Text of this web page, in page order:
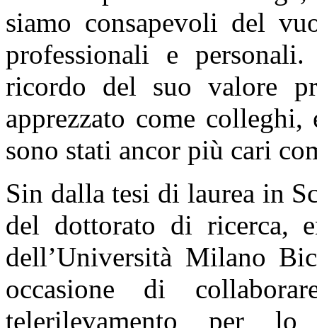
siamo consapevoli del
professionali e
ricordo del suo valore
apprezzato come
sono stati ancor più cari
Sin dalla tesi di laurea in
del dottorato di ricerca,
dell’Università Milano
occasione di
telerilevamento per